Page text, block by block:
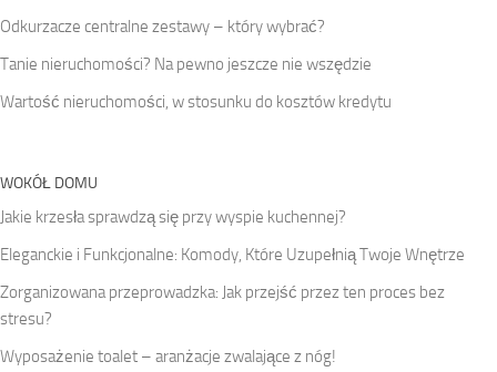
Odkurzacze centralne zestawy – który wybrać?
Tanie nieruchomości? Na pewno jeszcze nie wszędzie
Wartość nieruchomości, w stosunku do kosztów kredytu
WOKÓŁ DOMU
Jakie krzesła sprawdzą się przy wyspie kuchennej?
Eleganckie i Funkcjonalne: Komody, Które Uzupełnią Twoje Wnętrze
Zorganizowana przeprowadzka: Jak przejść przez ten proces bez
stresu?
Wyposażenie toalet – aranżacje zwalające z nóg!